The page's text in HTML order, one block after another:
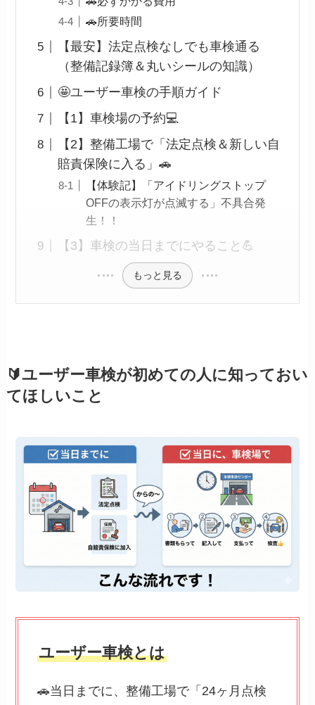
🚗所要時間
【最安】法定点検なしでも車検通る
（整備記録簿＆丸いシールの知識）
🤩ユーザー車検の手順ガイド
【1】車検場の予約💻
【2】整備工場で「法定点検＆新しい自
賠責保険に入る」🚗
【体験記】「アイドリングストップ
OFFの表示灯が点滅する」不具合発
生！！
【3】車検の当日までにやること💪
もっと見る
🔰ユーザー車検が初めての人に知っておい
てほしいこと
ユーザー車検とは
🚗当日までに、整備工場で「24ヶ月点検